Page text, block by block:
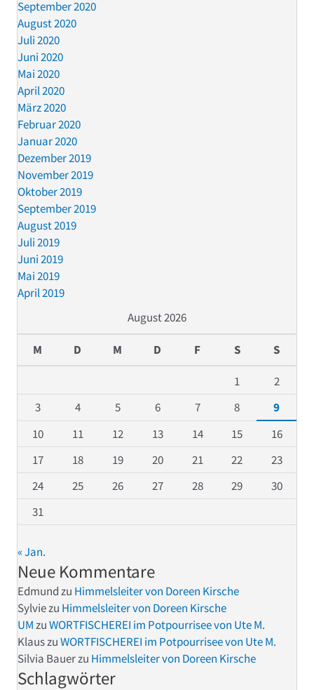
September 2020
August 2020
Juli 2020
Juni 2020
Mai 2020
April 2020
März 2020
Februar 2020
Januar 2020
Dezember 2019
November 2019
Oktober 2019
September 2019
August 2019
Juli 2019
Juni 2019
Mai 2019
April 2019
August 2026
M D M D F S S
1
2
3
4 5 6 7 8
9
10
11 12 13 14 15
16
17
18 19 20 21 22
23
24
25 26 27 28 29
30
31
« Jan.
Neue Kommentare
Edmundzu Himmelsleiter von Doreen Kirsche
Sylviezu Himmelsleiter von Doreen Kirsche
UMzuWORTFISCHEREI im Potpourrisee von Ute M.
KlauszuWORTFISCHEREI im Potpourrisee von Ute M.
Silvia Bauerzu Himmelsleiter von Doreen Kirsche
Schlagwörter